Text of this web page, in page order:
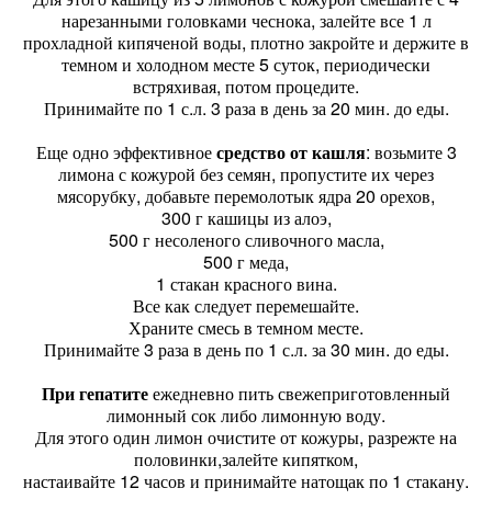
нарезанными головками чеснока, залейте все 1 л
прохладной кипяченой воды, плотно закройте и держите в
темном и холодном месте 5 суток, периодически
встряхивая, потом процедите.
Принимайте по 1 с.л. 3 раза в день за 20 мин. до еды.
Еще одно эффективноесредство от кашля: возьмите 3
лимона с кожурой без семян, пропустите их через
мясорубку, добавьте перемолотык ядра 20 орехов,
300 г кашицы из алоэ,
500 г несоленого сливочного масла,
500 г меда,
1 стакан красного вина.
Все как следует перемешайте.
Храните смесь в темном месте.
Принимайте 3 раза в день по 1 с.л. за 30 мин. до еды.
При гепатитеежедневно пить свежеприготовленный
лимонный сок либо лимонную воду.
Для этого один лимон очистите от кожуры, разрежте на
половинки,залейте кипятком,
настаивайте 12 часов и принимайте натощак по 1 стакану.